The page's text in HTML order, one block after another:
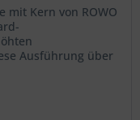
mit Kern von ROWO
Ausführung über